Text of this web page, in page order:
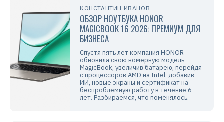
КОНСТАНТИН ИВАНОВ
ОБЗОР НОУТБУКА HONOR
MAGICBOOK 16 2026: ПРЕМИУМ ДЛЯ
БИЗНЕСА
Спустя пять лет компания HONOR
обновила свою номерную модель
MagicBook, увеличив батарею, перейдя
с процессоров AMD на Intel, добавив
ИИ, новые экраны и сертификат на
беспроблемную работу в течение 6
лет. Разбираемся, что поменялось.